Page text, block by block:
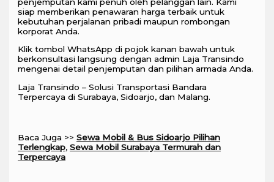
siap memberikan penawaran harga terbaik untuk
kebutuhan perjalanan pribadi maupun rombongan
korporat Anda.
Klik tombol WhatsApp di pojok kanan bawah untuk
berkonsultasi langsung dengan admin Laja Transindo
mengenai detail penjemputan dan pilihan armada Anda.
Laja Transindo – Solusi Transportasi Bandara
Terpercaya di Surabaya, Sidoarjo, dan Malang.
Baca Juga >>Sewa Mobil & Bus Sidoarjo Pilihan
Terlengkap,Sewa Mobil Surabaya Termurah dan
Terpercaya